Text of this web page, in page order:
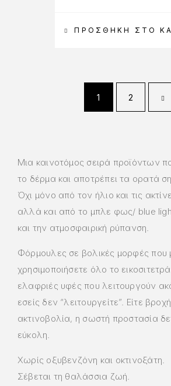
ΠΡΟΣΘΉΚΗ ΣΤΟ
1 2
Μια καινοτόμος σειρά προϊόντων
το δέρμα και αποτρέπει τα ορατά
Όχι μόνο από τον ήλιο και τις
αλλά και από το μπλε φως/ blue
και την ατμοσφαιρική ρύπανση.
Φόρμουλες σε βολικές μορφές που
χρησιμοποιήσετε όλο το
ελαφριές υφές που λειτουργούν
εσείς δεν “λειτουργείτε”. Είτε
ακτινοβολία, η σωστή προστασία
εύκολη.
Χωρίς οξυβενζόνη και οκτινοξάτη.
Σέβεται τη θαλάσσια ζωή.